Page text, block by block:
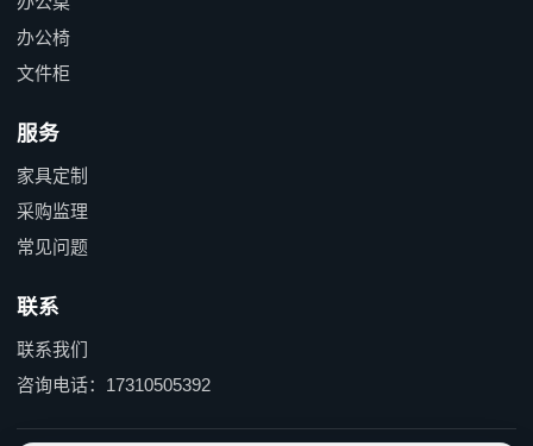
办公椅
文件柜
服务
家具定制
采购监理
常见问题
联系
联系我们
咨询电话：17310505392